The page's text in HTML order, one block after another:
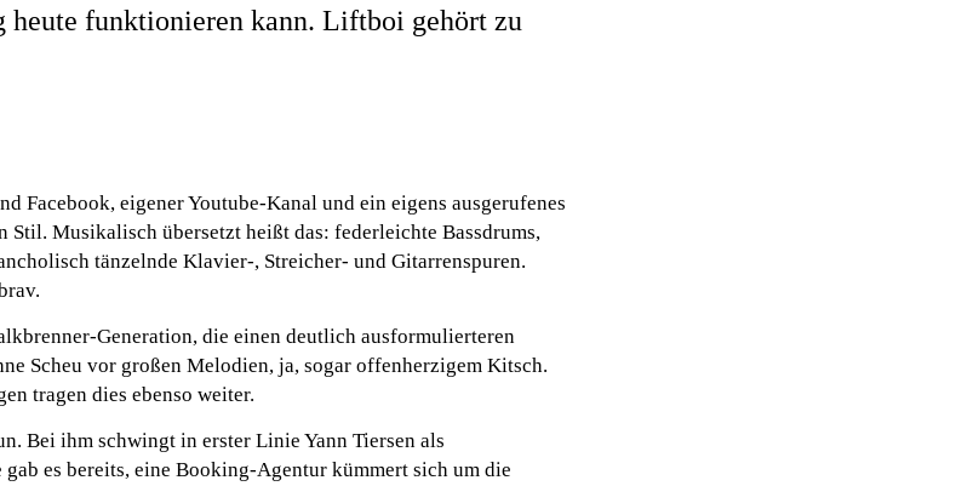
heute funktionieren kann. Liftboi gehört zu
Facebook, eigener Youtube-Kanal und ein eigens ausgerufenes
Musikalisch übersetzt heißt das: federleichte Bassdrums,
tänzelnde Klavier-, Streicher- und Gitarrenspuren.
Generation, die einen deutlich ausformulierteren
Scheu vor großen Melodien, ja, sogar offenherzigem Kitsch.
tragen dies ebenso weiter.
Bei ihm schwingt in erster Linie Yann Tiersen als
es bereits, eine Booking-Agentur kümmert sich um die